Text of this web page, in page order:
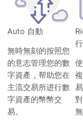
Auto 自動
無時無刻的按照您
的意志管理您的數
字資產，帮助您在
主流交易所进行數
字資產的幣幣交
易。
行